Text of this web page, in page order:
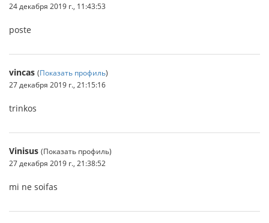
24 декабря 2019 г., 11:43:53
poste
vincas (Показать профиль)
27 декабря 2019 г., 21:15:16
trinkos
Vinisus (Показать профиль)
27 декабря 2019 г., 21:38:52
mi ne soifas